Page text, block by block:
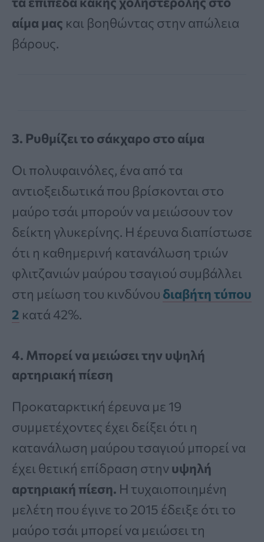
αίμα μας και βοηθώντας στην απώλεια
βάρους.
3. Ρυθμίζει το σάκχαρο στο αίμα
Οι πολυφαινόλες, ένα από τα
αντιοξειδωτικά που βρίσκονται στο
μαύρο τσάι μπορούν να μειώσουν τον
δείκτη γλυκερίνης. Η έρευνα διαπίστωσε
ότι η καθημερινή κατανάλωση τριών
φλιτζανιών μαύρου τσαγιού συμβάλλει
στη μείωση του κινδύνου διαβήτη τύπου
2 κατά 42%.
4. Μπορεί να μειώσει την υψηλή
αρτηριακή πίεση
Προκαταρκτική έρευνα με 19
συμμετέχοντες έχει δείξει ότι η
κατανάλωση μαύρου τσαγιού μπορεί να
έχει θετική επίδραση στην υψηλή
αρτηριακή πίεση. Η τυχαιοποιημένη
μελέτη που έγινε το 2015 έδειξε ότι το
μαύρο τσάι μπορεί να μειώσει τη